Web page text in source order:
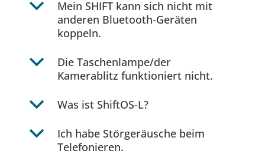
b
Mein SHIFT kann sich nicht mit
anderen Bluetooth-Geräten
koppeln.
b
Die Taschenlampe/der
Kamerablitz funktioniert nicht.
b Was ist ShiftOS-L?
b
Ich habe Störgeräusche beim
Telefonieren.